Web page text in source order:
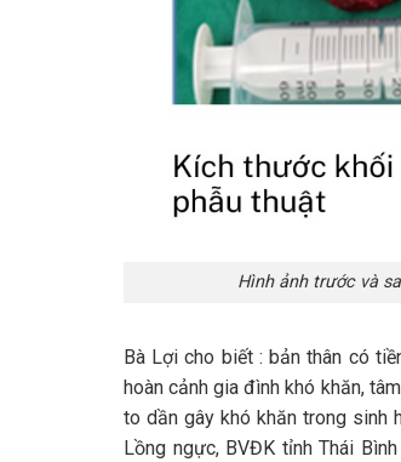
Hình ảnh trước và
Bà Lợi cho biết : bản thân có
hoàn cảnh gia đình khó khăn,
to dần gây khó khăn trong sinh
Lồng ngực, BVĐK tỉnh Thái